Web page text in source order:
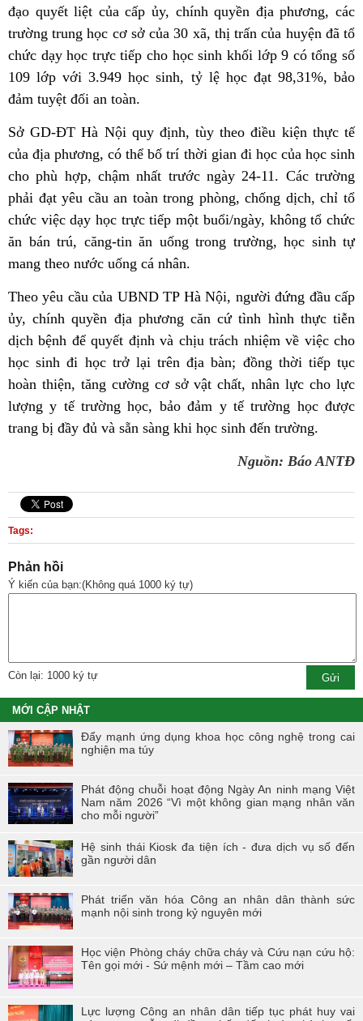
đạo quyết liệt của cấp ủy, chính quyền địa phương, các
trường trung học cơ sở của 30 xã, thị trấn của huyện đã tổ
chức dạy học trực tiếp cho học sinh khối lớp 9 có tổng số
109 lớp với 3.949 học sinh, tỷ lệ học đạt 98,31%, bảo
đảm tuyệt đối an toàn.
Sở GD-ĐT Hà Nội quy định, tùy theo điều kiện thực tế
của địa phương, có thể bố trí thời gian đi học của học sinh
cho phù hợp, chậm nhất trước ngày 24-11. Các trường
phải đạt yêu cầu an toàn trong phòng, chống dịch, chỉ tổ
chức việc dạy học trực tiếp một buổi/ngày, không tổ chức
ăn bán trú, căng-tin ăn uống trong trường, học sinh tự
mang theo nước uống cá nhân.
Theo yêu cầu của UBND TP Hà Nội, người đứng đầu cấp
ủy, chính quyền địa phương căn cứ tình hình thực tiễn
dịch bệnh để quyết định và chịu trách nhiệm về việc cho
học sinh đi học trở lại trên địa bàn; đồng thời tiếp tục
hoàn thiện, tăng cường cơ sở vật chất, nhân lực cho lực
lượng y tế trường học, bảo đảm y tế trường học được
trang bị đầy đủ và sẵn sàng khi học sinh đến trường.
Nguồn: Báo ANTĐ
Tags:
Phản hồi
Ý kiến của bạn:(Không quá 1000 ký tự)
Còn lại: 1000 ký tự
MỚI CẬP NHẬT
Đẩy mạnh ứng dụng khoa học công nghệ trong cai
nghiện ma túy
Phát động chuỗi hoạt động Ngày An ninh mạng Việt
Nam năm 2026 “Vì một không gian mạng nhân văn
cho mỗi người”
Hệ sinh thái Kiosk đa tiện ích - đưa dịch vụ số đến
gần người dân
Phát triển văn hóa Công an nhân dân thành sức
mạnh nội sinh trong kỷ nguyên mới
Học viện Phòng cháy chữa cháy và Cứu nạn cứu hộ:
Tên gọi mới - Sứ mệnh mới – Tầm cao mới
Lực lượng Công an nhân dân tiếp tục phát huy vai